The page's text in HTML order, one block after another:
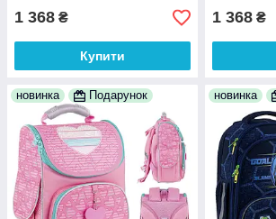
1 368 ₴
Купити
1 368 ₴
новинка Подарунок новинка